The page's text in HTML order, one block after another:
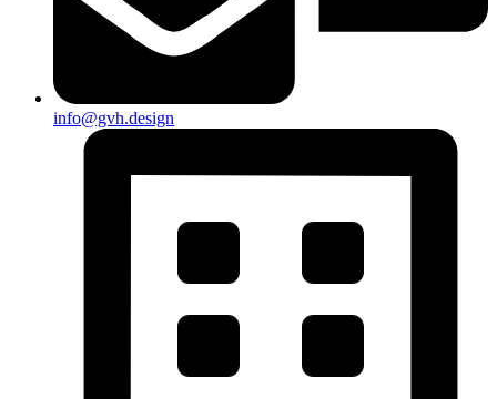
info@gvh.design